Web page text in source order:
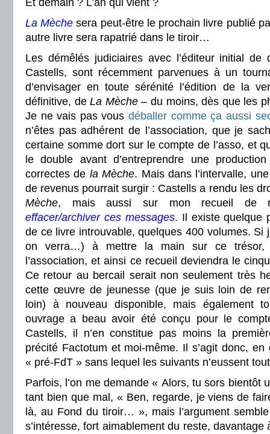
Et demain ? L’an qui vient ?
La Mèche sera peut-être le prochain livre publié
autre livre sera rapatrié dans le tiroir…
Les démêlés judiciaires avec l’éditeur initial de
Castells, sont récemment parvenues à un
d’envisager en toute sérénité l’édition de la
définitive, deLa Mèche– du moins, dès que les
Je ne vais pas vousdéballer comme ça aussi
n’êtes pas adhérent de l’association, que je
certaine somme dort sur le compte de l’asso, et
le double avant d’entreprendre une
correctes de la Mèche. Mais dans l’intervalle,
de revenus pourrait surgir : Castells a rendu les
Mèche, mais aussi sur mon recueil de
effacer/archiver ces messages. Il existe quelque
de ce livre introuvable, quelques 400 volumes. Si
on verra…) à mettre la main sur ce trésor,
l’association, et ainsi ce recueil deviendra le
Ce retour au bercail serait non seulement très
cette œuvre de jeunesse (que je suis loin de
loin) à nouveau disponible, mais également
ouvrage a beau avoir été conçu pour le
Castells, il n’en constitue pas moins la
précité Factotum et moi-même. Il s’agit donc, en
« pré-FdT » sans lequel les suivants n’eussent
Parfois, l’on me demande « Alors, tu sors bientôt
tant bien que mal, « Ben, regarde, je viens de
là, au Fond du tiroir… », mais l’argument
s’intéresse, fort aimablement du reste, davantage